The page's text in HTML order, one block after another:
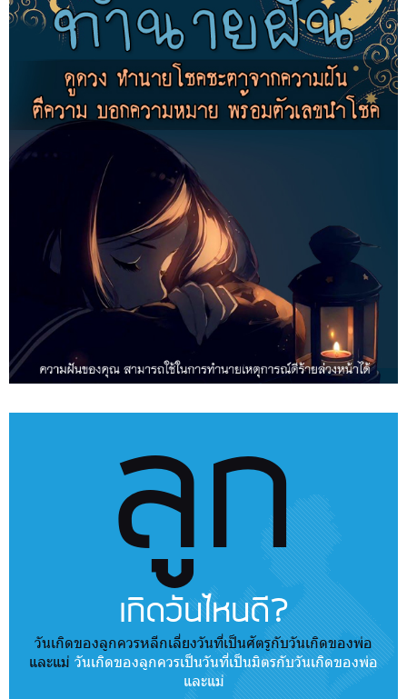
ลูก
เกิดวันไหนดี?
วันเกิดของลูกควรหลีกเลี่ยงวันที่เป็นศัตรูกับวันเกิดของพ่อ
และแม่ วันเกิดของลูกควรเป็นวันที่เป็นมิตรกับวันเกิดของพ่อ
และแม่